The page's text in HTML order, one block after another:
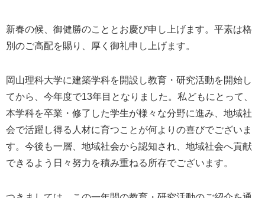
新春の候、御健勝のこととお慶び申し上げます。平素は格
別のご高配を賜り、厚く御礼申し上げます。
岡山理科大学に建築学科を開設し教育・研究活動を開始し
てから、今年度で13年目となりました。私どもにとって、
本学科を卒業・修了した学生が様々な分野に進み、地域社
会で活躍し得る人材に育つことが何よりの喜びでございま
す。今後も一層、地域社会から認知され、地域社会へ貢献
できるよう日々努力を積み重ねる所存でございます。